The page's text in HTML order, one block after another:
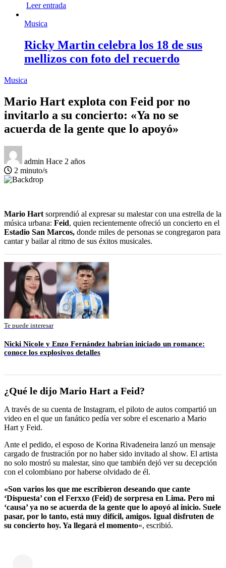
Leer entrada
Musica
Ricky Martin celebra los 18 de sus
mellizos con foto del recuerdo
Musica
Mario Hart explota con Feid por no
invitarlo a su concierto: «Ya no se
acuerda de la gente que lo apoyó»
admin Hace 2 años
2 minuto/s
Mario Hart sorprendió al expresar su malestar con una estrella de la
música urbana: Feid, quien recientemente ofreció un concierto en el
Estadio San Marcos, donde miles de personas se congregaron para
cantar y bailar al ritmo de sus éxitos musicales.
Te puede interesar
Nicki Nicole y Enzo Fernández habrían iniciado un romance:
conoce los explosivos detalles
¿Qué le dijo Mario Hart a Feid?
A través de su cuenta de Instagram, el piloto de autos compartió un
video en el que un fanático pedía ver sobre el escenario a Mario
Hart y Feid.
Ante el pedido, el esposo de Korina Rivadeneira lanzó un mensaje
cargado de frustración por no haber sido invitado al show. El artista
no solo mostró su malestar, sino que también dejó ver su decepción
con el colombiano por haberse olvidado de él.
«Son varios los que me escribieron deseando que cante
‘Dispuesta’ con el Ferxxo (Feid) de sorpresa en Lima. Pero mi
‘causa’ ya no se acuerda de la gente que lo apoyó al inicio. Suele
pasar, por lo tanto, está muy difícil, amigos. Igual disfruten de
su concierto hoy. Ya llegará el momento«, escribió.